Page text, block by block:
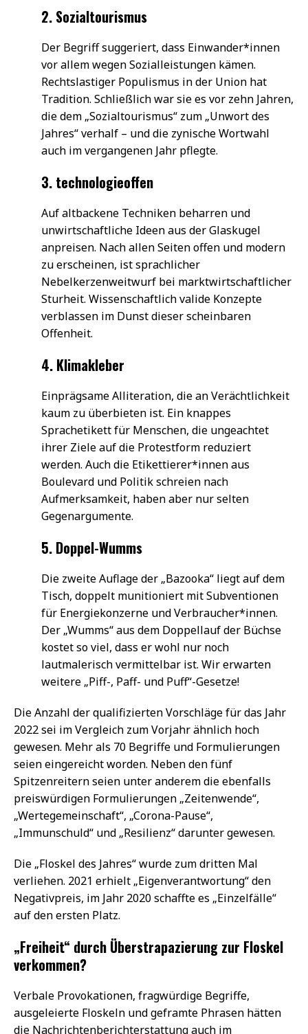
2. Sozialtourismus
Der Begriff suggeriert, dass Einwander*innen
vor allem wegen Sozialleistungen kämen.
Rechtslastiger Populismus in der Union hat
Tradition. Schließlich war sie es vor zehn Jahren,
die dem „Sozialtourismus“ zum „Unwort des
Jahres“ verhalf – und die zynische Wortwahl
auch im vergangenen Jahr pflegte.
3. technologieoffen
Auf altbackene Techniken beharren und
unwirtschaftliche Ideen aus der Glaskugel
anpreisen. Nach allen Seiten offen und modern
zu erscheinen, ist sprachlicher
Nebelkerzenweitwurf bei marktwirtschaftlicher
Sturheit. Wissenschaftlich valide Konzepte
verblassen im Dunst dieser scheinbaren
Offenheit.
4. Klimakleber
Einprägsame Alliteration, die an Verächtlichkeit
kaum zu überbieten ist. Ein knappes
Sprachetikett für Menschen, die ungeachtet
ihrer Ziele auf die Protestform reduziert
werden. Auch die Etikettierer*innen aus
Boulevard und Politik schreien nach
Aufmerksamkeit, haben aber nur selten
Gegenargumente.
5. Doppel-Wumms
Die zweite Auflage der „Bazooka“ liegt auf dem
Tisch, doppelt munitioniert mit Subventionen
für Energiekonzerne und Verbraucher*innen.
Der „Wumms“ aus dem Doppellauf der Büchse
kostet so viel, dass er wohl nur noch
lautmalerisch vermittelbar ist. Wir erwarten
weitere „Piff-, Paff- und Puff“-Gesetze!
Die Anzahl der qualifizierten Vorschläge für das Jahr
2022 sei im Vergleich zum Vorjahr ähnlich hoch
gewesen. Mehr als 70 Begriffe und Formulierungen
seien eingereicht worden. Neben den fünf
Spitzenreitern seien unter anderem die ebenfalls
preiswürdigen Formulierungen „Zeitenwende“,
„Wertegemeinschaft“, „Corona-Pause“,
„Immunschuld“ und „Resilienz“ darunter gewesen.
Die „Floskel des Jahres“ wurde zum dritten Mal
verliehen. 2021 erhielt „Eigenverantwortung“ den
Negativpreis, im Jahr 2020 schaffte es „Einzelfälle“
auf den ersten Platz.
„Freiheit“ durch Überstrapazierung zur Floskel
verkommen?
Verbale Provokationen, fragwürdige Begriffe,
ausgeleierte Floskeln und geframte Phrasen hätten
die Nachrichtenberichterstattung auch im